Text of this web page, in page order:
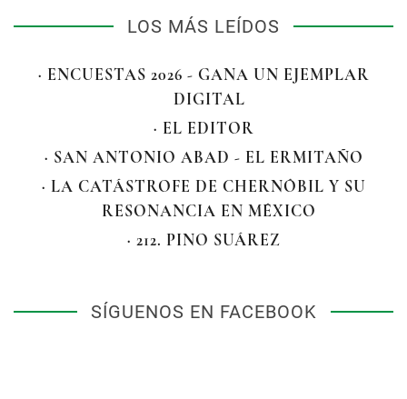
LOS MÁS LEÍDOS
· ENCUESTAS 2026 - GANA UN EJEMPLAR
DIGITAL
· EL EDITOR
· SAN ANTONIO ABAD - EL ERMITAÑO
· LA CATÁSTROFE DE CHERNÓBIL Y SU
RESONANCIA EN MÉXICO
· 212. PINO SUÁREZ
SÍGUENOS EN FACEBOOK